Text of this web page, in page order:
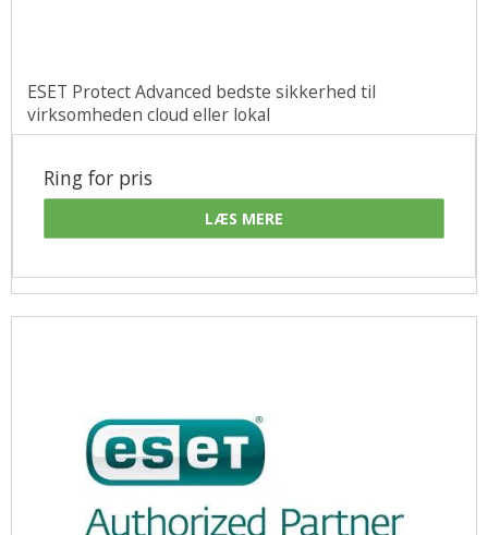
ESET Protect Advanced bedste sikkerhed til
virksomheden cloud eller lokal
Ring for pris
LÆS MERE